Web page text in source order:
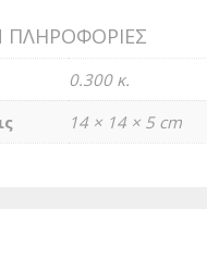
ΠΛΗΡΟΦΟΡΊΕΣ
0.300 κ.
14 × 14 × 5 cm